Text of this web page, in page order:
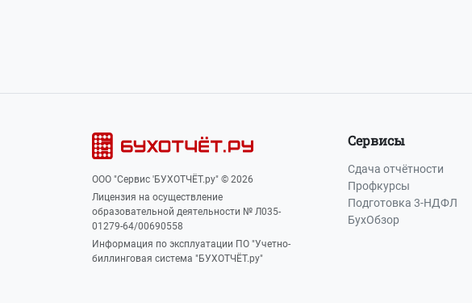
ООО "Сервис 'БУХОТЧЁТ.ру" © 2026
Лицензия на осуществление
образовательной деятельности № Л035-
01279-64/00690558
Информация по эксплуатации ПО "Учетно-
биллинговая система "БУХОТЧЁТ.ру"
Сервисы
Сдача отчётности
Профкурсы
Подготовка 3-НДФЛ
БухОбзор